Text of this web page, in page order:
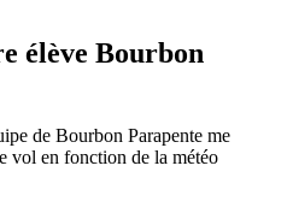
élève Bourbon
de Bourbon Parapente me
vol en fonction de la météo